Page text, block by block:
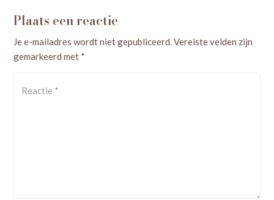
Plaats een reactie
Je e-mailadres wordt niet gepubliceerd.Vereiste velden zijn
gemarkeerd met *